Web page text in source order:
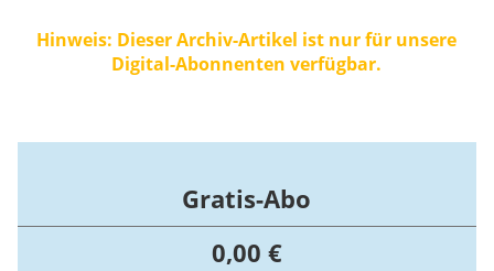
Hinweis: Dieser Archiv-Artikel ist nur für unsere
Digital-Abonnenten verfügbar.
Gratis-Abo
0,00 €